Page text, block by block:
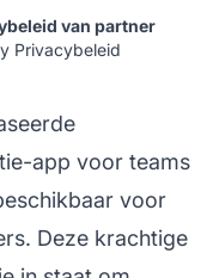
van partner
Privacybeleid
app voor teams
voor
Deze krachtige